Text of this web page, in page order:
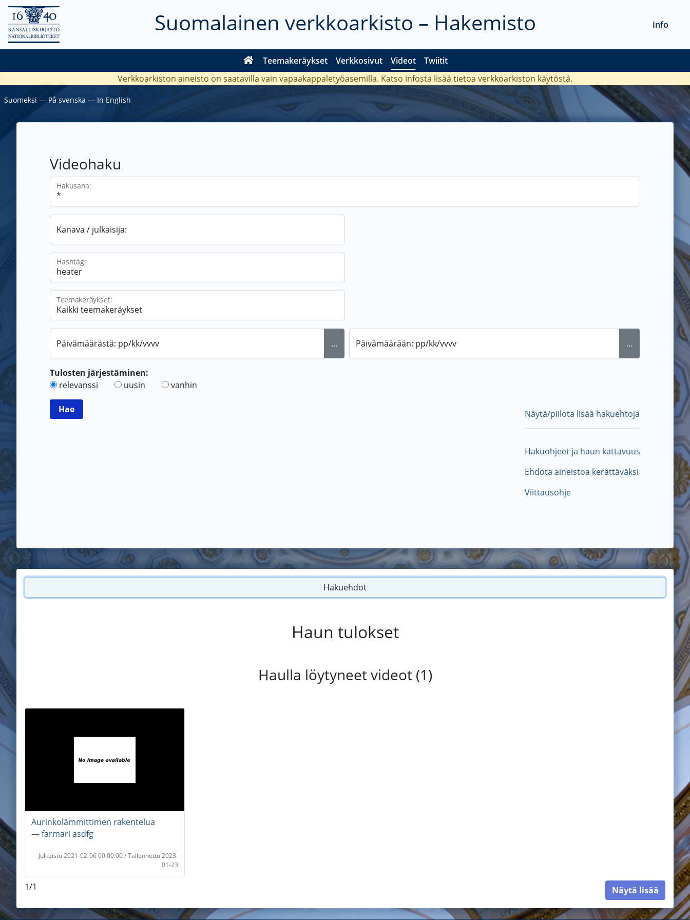
Suomalainen verkkoarkisto – Hakemisto
Teemakeräykset Verkkosivut Videot Twiitit
Info
Verkkoarkiston aineisto on saatavilla vain vapaakappaletyöasemilla. Katso infosta lisää tietoa verkkoarkiston käytöstä.
Suomeksi ― På svenska ― In English
Videohaku
Hakusana:
Kanava / julkaisija:
Hashtag:
Teemakeräykset:
Päivämäärästä: pp/kk/vvvv ... Päivämäärään: pp/kk/vvvv ...
Tulosten järjestäminen:
relevanssi
uusin vanhin
Näytä/piilota lisää hakuehtoja
Hakuohjeet ja haun kattavuus
Ehdota aineistoa kerättäväksi
Viittausohje
Hakuehdot
Haun tulokset
Haulla löytyneet videot (1)
Aurinkolämmittimen rakentelua
― farmari asdfg
Julkaistu 2021-02-06 00:00:00 / Tallennettu 2023-
01-23
1/1 Näytä lisää